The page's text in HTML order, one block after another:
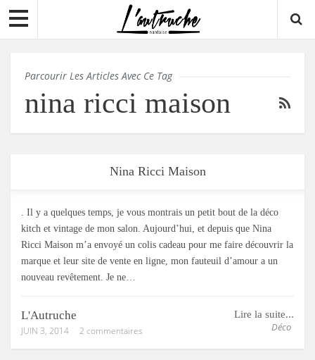
Parcourir Les Articles Avec Ce Tag
nina ricci maison
Nina Ricci Maison
. Il y a quelques temps, je vous montrais un petit bout de la déco
kitch et vintage de mon salon. Aujourd’hui, et depuis que Nina
Ricci Maison m’a envoyé un colis cadeau pour me faire découvrir la
marque et leur site de vente en ligne, mon fauteuil d’amour a un
nouveau revêtement. Je ne…
Lire la suite...
Déco
L'Autruche
JUIN 3, 2014 2 commentaires